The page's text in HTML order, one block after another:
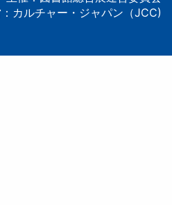
カルチャー・ジャパン（JCC)